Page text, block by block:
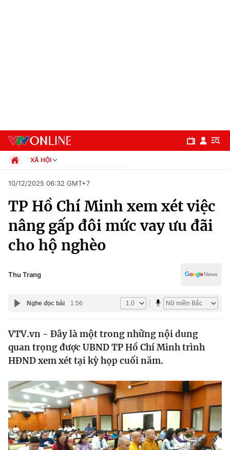
Chuyên mục
Chính trị
Thế giới
Thế giới đó đây
Câu chuyện quốc tế
Kinh tế
Tài chính
Thị trường
Góc doanh nghiệp
Dữ liệu và đời sống
Truyền hình
XÃ HỘI
Xã hội
Pháp luật
Thể thao
Truyền hình
Văn hóa - Giải trí
Đời sống
Giáo dục
10/12/2025 06:32 GMT+7
TP Hồ Chí Minh xem xét việc
nâng gấp đôi mức vay ưu đãi
cho hộ nghèo
Thu Trang
Nghe đọc bài 1:56
VTV.vn - Đây là một trong những nội dung
quan trọng được UBND TP Hồ Chí Minh trình
HĐND xem xét tại kỳ họp cuối năm.